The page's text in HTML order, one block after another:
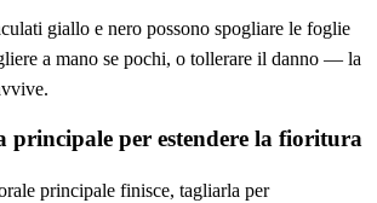
giallo e nero possono spogliare le foglie
a mano se pochi, o tollerare il danno — la
principale per estendere la fioritura
principale finisce, tagliarla per